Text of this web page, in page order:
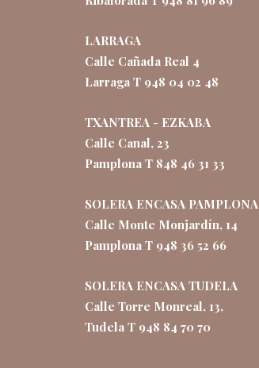
LARRAGA
Calle Cañada Real 4
Larraga T 948 04 02 48
TXANTREA - EZKABA
Calle Canal, 23
Pamplona T 848 46 31 33
SOLERA ENCASA PAMPLONA
Calle Monte Monjardín, 14
Pamplona T 948 36 52 66
SOLERA ENCASA TUDELA
Calle Torre Monreal, 13,
Tudela T 948 84 70 70